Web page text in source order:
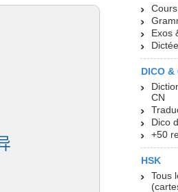
Exos
DICO &
CN
Dico
+50
HSK
Tous